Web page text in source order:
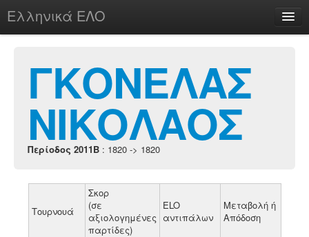
Ελληνικά ΕΛΟ
chesstu.be @ discord
Login
ΓΚΟΝΕΛΑΣ
ΝΙΚΟΛΑΟΣ
Περίοδος 2011B : 1820 -> 1820
Τουρνουά
Σκορ
(σε
αξιολογημένες
παρτίδες)
ELO
αντιπάλων
Μεταβολή ή
Απόδοση